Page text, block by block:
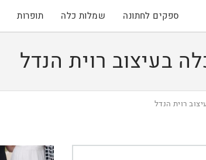
ספקים לחתונה שמלות כלה תופרות
בעיצוב רוית הנדל
רוית הנדל